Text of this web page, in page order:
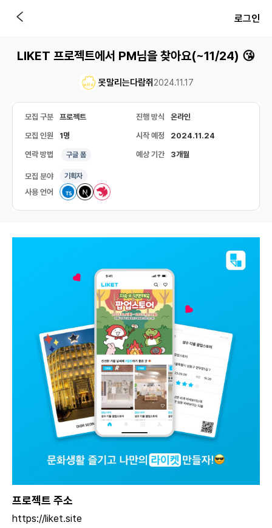
로그인
LIKET 프로젝트에서 PM님을 찾아요(~11/24) 😘
못말리는다람쥐 2024.11.17
모집 구분 프로젝트 진행 방식 온라인
모집 인원 1명 시작 예정 2024.11.24
연락 방법 구글 폼 예상 기간 3개월
모집 분야 기획자
사용 언어
프로젝트 주소
https://liket.site